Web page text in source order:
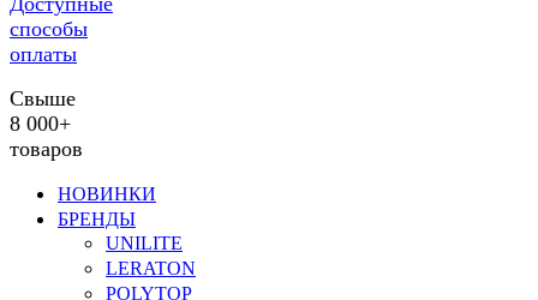
способы
оплаты
Свыше
8 000+
товаров
НОВИНКИ
БРЕНДЫ
UNILITE
LERATON
POLYTOP